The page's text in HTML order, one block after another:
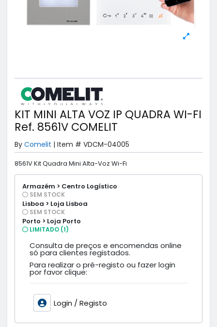
KIT MINI ALTA VOZ IP QUADRA WI-FI
Ref. 8561V COMELIT
By Comelit | Item # VDCM-04005
8561V Kit Quadra Mini Alta-Voz Wi-Fi
Armazém > Centro Logístico
SEM STOCK
Lisboa > Loja Lisboa
SEM STOCK
Porto > Loja Porto
LIMITADO (1)
Consulta de preços e encomendas online
só para clientes registados.
Para realizar o pré-registo ou fazer login
por favor clique:
Login / Registo